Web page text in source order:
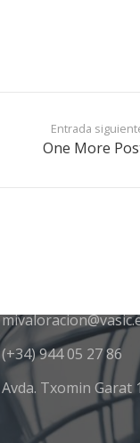
Entrada
One More
(+34) 944 05 27 86
Avda. Txomin Garat